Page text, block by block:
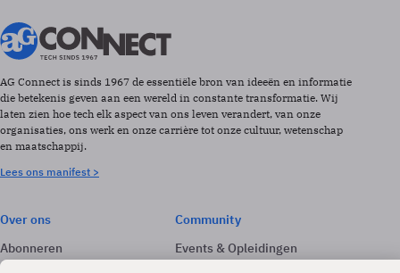
AG Connect is sinds 1967 de essentiële bron van ideeën en informatie
die betekenis geven aan een wereld in constante transformatie. Wij
laten zien hoe tech elk aspect van ons leven verandert, van onze
organisaties, ons werk en onze carrière tot onze cultuur, wetenschap
en maatschappij.
Lees ons manifest >
Over ons
Abonneren
Adverteren
Community
Events & Opleidingen